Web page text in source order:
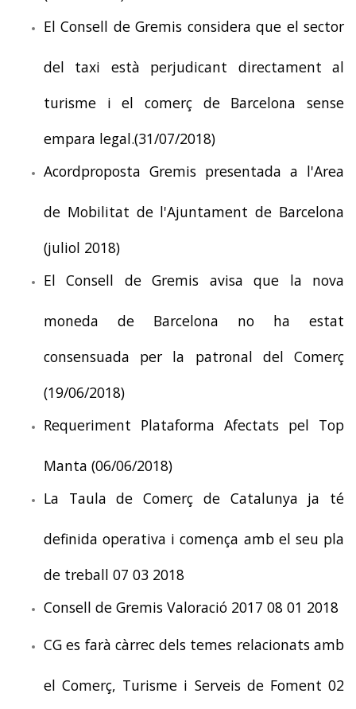
El Consell de Gremis considera que el sector
del taxi està perjudicant directament al
turisme i el comerç de Barcelona sense
empara legal.(31/07/2018)
Acordproposta Gremis presentada a l'Area
de Mobilitat de l'Ajuntament de Barcelona
(juliol 2018)
El Consell de Gremis avisa que la nova
moneda de Barcelona no ha estat
consensuada per la patronal del Comerç
(19/06/2018)
Requeriment Plataforma Afectats pel Top
Manta (06/06/2018)
La Taula de Comerç de Catalunya ja té
definida operativa i comença amb el seu pla
de treball 07 03 2018
Consell de Gremis Valoració 2017 08 01 2018
CG es farà càrrec dels temes relacionats amb
el Comerç, Turisme i Serveis de Foment 02